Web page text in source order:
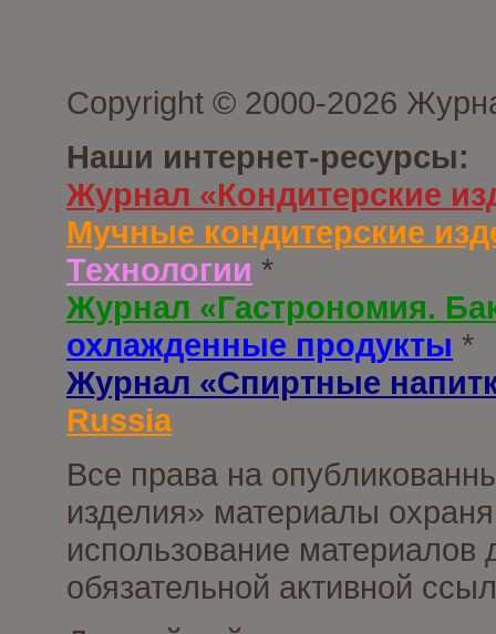
Copyright © 2000-2026
Наши интернет-ресурсы:
Журнал «Кондитерские
Мучные кондитерские
Технологии *
Журнал «Гастрономия.
охлажденные продукты *
Журнал «Спиртные
Russia
Все права на
изделия» материалы
использование материалов
обязательной активной